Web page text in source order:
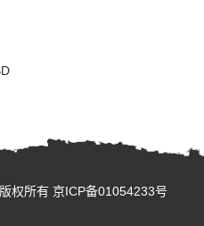
版权所有 京ICP备01054233号